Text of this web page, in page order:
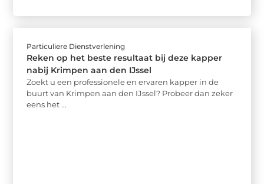
Particuliere Dienstverlening
Reken op het beste resultaat bij deze kapper
nabij Krimpen aan den IJssel
Zoekt u een professionele en ervaren kapper in de
buurt van Krimpen aan den IJssel? Probeer dan zeker
eens het ...